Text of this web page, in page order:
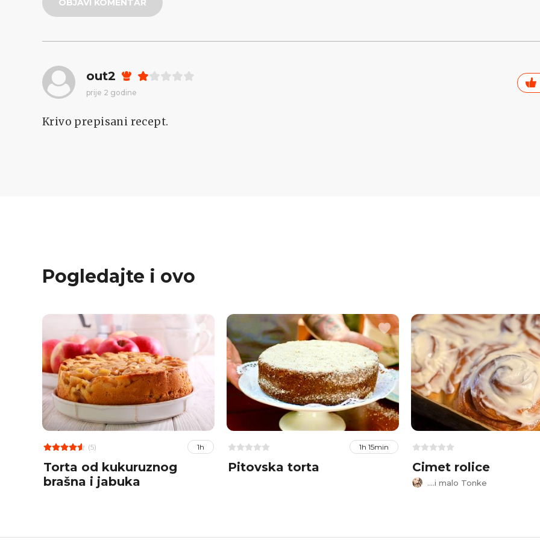
OBJAVI KOMENTAR
out2
prije 2 godine
Krivo prepisani recept.
Pogledajte i ovo
(5) 1h
Torta od kukuruznog
brašna i jabuka
1h 15min
Pitovska torta Cimet rolice
....i malo Tonke